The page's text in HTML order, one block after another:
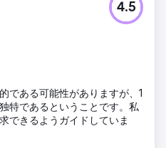
ちの 1 つである Volksbank
バージョン数を獲得する必要
ドのポジショニングに関し
、Volksbank のポータルの分
主要な競合他社が無視してい
、どこにギャップがあるの
のかを理解しようとしまし
4.5
である可能性がありますが、1
特であるということです。私
できるようガイドしていま